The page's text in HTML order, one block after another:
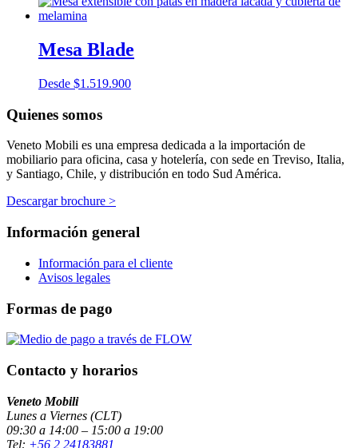
Mesa Blade
Desde $1.519.900
Quienes somos
Veneto Mobili es una empresa dedicada a la importación de
mobiliario para oficina, casa y hotelería, con sede en Treviso, Italia,
y Santiago, Chile, y distribución en todo Sud América.
Descargar brochure >
Información general
Información para el cliente
Avisos legales
Formas de pago
Contacto y horarios
Veneto Mobili
Lunes a Viernes (CLT)
09:30 a 14:00 – 15:00 a 19:00
Tel: +56 2 24183881